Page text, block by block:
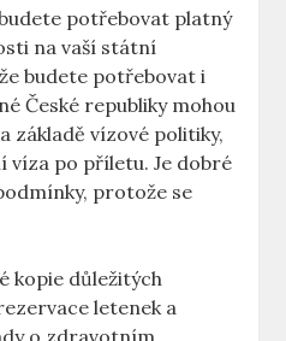
potřebovat platný
na vaší státní
budete potřebovat i
České republiky mohou
základě vízové politiky,
víza po příletu. Je dobré
protože se
kopie důležitých
letenek a